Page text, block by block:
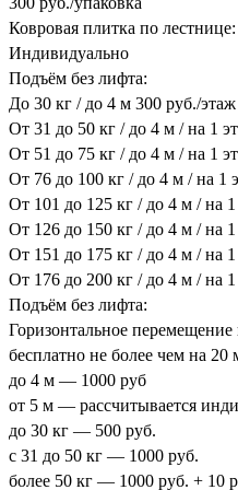
Ковровая плитка по лестнице:
Индивидуально
Подъём без лифта:
До 30 кг / до 4 м 300 руб./
От 31 до 50 кг / до 4 м / на 1
От 51 до 75 кг / до 4 м / на 1
От 76 до 100 кг / до 4 м / на
От 101 до 125 кг / до 4 м / на
От 126 до 150 кг / до 4 м / на
От 151 до 175 кг / до 4 м / на
От 176 до 200 кг / до 4 м / на
Подъём без лифта:
Горизонтальное
бесплатно не более чем на 20
до 4 м — 1000 руб
от 5 м — рассчитывается
до 30 кг — 500 руб.
с 31 до 50 кг — 1000 руб.
более 50 кг — 1000 руб. + 10